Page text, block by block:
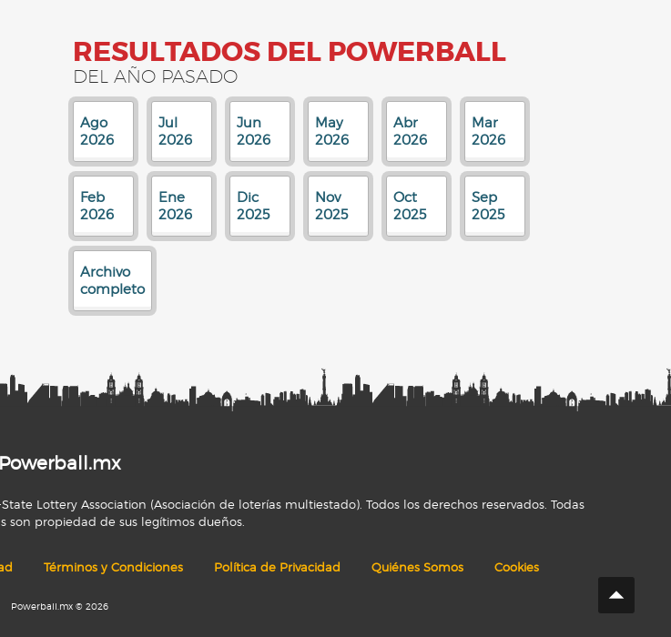
RESULTADOS DEL POWERBALL
DEL AÑO PASADO
Ago
2026
Jul
2026
Jun
2026
May
2026
Abr
2026
Mar
2026
Feb
2026
Ene
2026
Dic
2025
Nov
2025
Oct
2025
Sep
2025
Archivo
completo
Powerball.mx
Lottery Association (Asociación de loterías multiestado). Todos los derechos reservados. Todas
son propiedad de sus legítimos dueños.
Términos y Condiciones Política de Privacidad Quiénes Somos Cookies
Powerball.mx © 2026